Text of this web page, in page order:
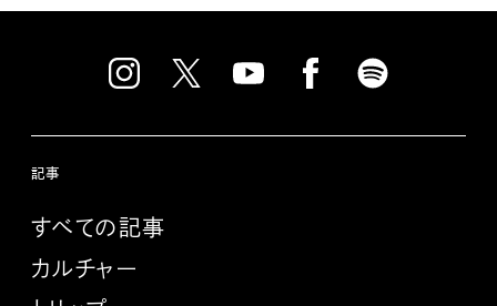
記事
すべての記事
カルチャー